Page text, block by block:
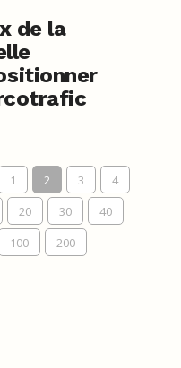
de la
1 2 3
4
20 30
40
100
200